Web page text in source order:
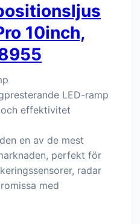
10inch,
LED-ramp
effektivitet
en av de mest
perfekt för
radar
med